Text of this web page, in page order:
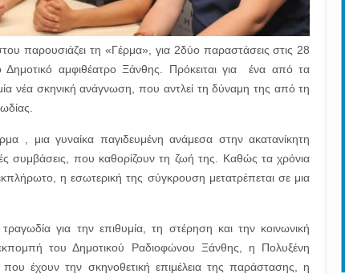
παρουσιάζει τη «Γέρμα», για 2δύο παραστάσεις στις 28
Δημοτικό αμφιθέατρο Ξάνθης. Πρόκειται για ένα από τα
νέα σκηνική ανάγνωση, που αντλεί τη δύναμη της από τη
, μια γυναίκα παγιδευμένη ανάμεσα στην ακατανίκητη
συμβάσεις, που καθορίζουν τη ζωή της. Καθώς τα χρόνια
η εσωτερική της σύγκρουση μετατρέπεται σε μια
για την επιθυμία, τη στέρηση και την κοινωνική
του Δημοτικού Ραδιοφώνου Ξάνθης, η Πολυξένη
έχουν την σκηνοθετική επιμέλεια της παράστασης, η